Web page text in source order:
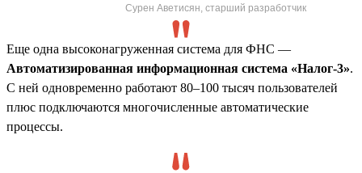
Сурен Аветисян, старший разработчик
Еще одна высоконагруженная система для ФНС —
Автоматизированная информационная система «Налог-3».
С ней одновременно работают 80–100 тысяч пользователей
плюс подключаются многочисленные автоматические
процессы.